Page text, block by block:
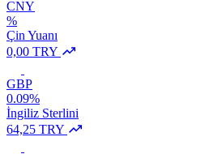
CNY
%
Çin Yuanı
0,00 TRY
GBP
0.09%
İngiliz Sterlini
64,25 TRY